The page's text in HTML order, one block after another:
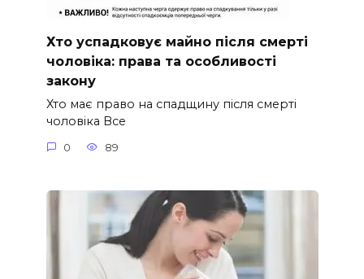
Хто успадковує майно після смерті
чоловіка: права та особливості
закону
Хто має право на спадщину після смерті
чоловіка Все
0 89